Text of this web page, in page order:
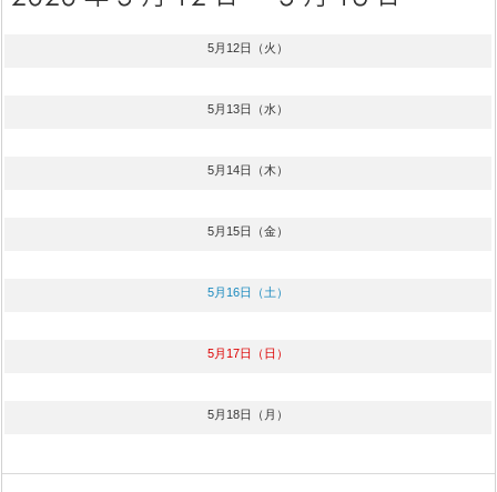
5月12日（火）
5月13日（水）
5月14日（木）
5月15日（金）
5月16日（土）
5月17日（日）
5月18日（月）